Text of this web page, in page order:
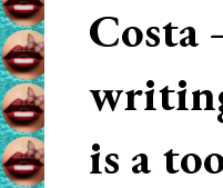
Costa
is a